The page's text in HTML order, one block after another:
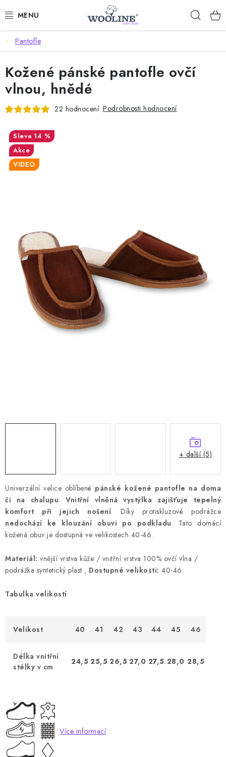
na
AKCE %
DÁRKOVÉ POUKAZY
OBLEČENÍ
DOMOV A SPANÍ
Doprava a platba Hodnocení obchodu
Moje objednávka
FAQ
Pantofle
Univerzální velice oblíbené pánské kožené pantofle na doma
či na chalupu.Vnitřní vlněná vystýlka zajišťuje tepelný
komfort při jejich nošení. Díky protiskluzové podrážce
nedochází ke klouzání obuvi po podkladu. Tato domácí
kožená obuv je dostupná ve velikostech 40-46.
Materiál: vnější vrstva kůže / vnitřní vrstva 100% ovčí vlna /
podrážka syntetický plast , Dostupné velikosti: 40-46
Tabulka velikostí
Velikost 40 41 42 43 44 45 46
Délka vnitřní
stélky v cm
24,5 25,5 26,5 27,0 27,5 28,0 28,5
Více informací
Kožené pánské pantofle ovčí
vlnou, hnědé
22 hodnocení Podrobnosti hodnocení
14 %
Akce
VIDEO
+ další (5)